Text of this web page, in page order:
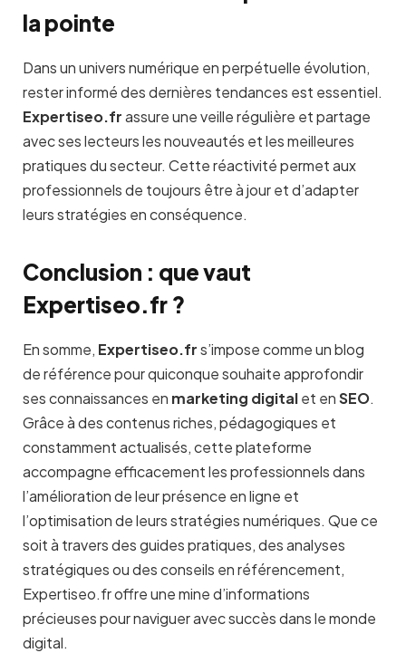
la pointe
Dans un univers numérique en perpétuelle évolution,
rester informé des dernières tendances est essentiel.
Expertiseo.frassure une veille régulière et partage
avec ses lecteurs les nouveautés et les meilleures
pratiques du secteur. Cette réactivité permet aux
professionnels de toujours être à jour et d’adapter
leurs stratégies en conséquence.
Conclusion : que vaut
Expertiseo.fr ?
En somme, Expertiseo.frs’impose comme un blog
de référence pour quiconque souhaite approfondir
ses connaissances en marketing digitalet enSEO.
Grâce à des contenus riches, pédagogiques et
constamment actualisés, cette plateforme
accompagne efficacement les professionnels dans
l’amélioration de leur présence en ligne et
l’optimisation de leurs stratégies numériques. Que ce
soit à travers des guides pratiques, des analyses
stratégiques ou des conseils en référencement,
Expertiseo.fr offre une mine d’informations
précieuses pour naviguer avec succès dans le monde
digital.